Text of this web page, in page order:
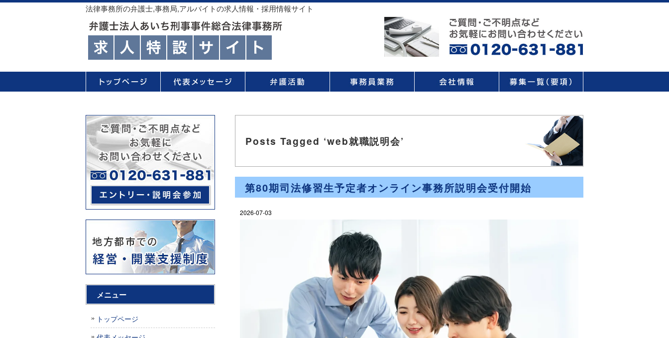
法律事務所の弁護士,事務局,アルバイトの求人情報・採用情報サイト
Posts Tagged ‘web就職説明会’
第80期司法修習生予定者オンライン事務所説明会受付開始
2026-07-03
メニュー
トップページ